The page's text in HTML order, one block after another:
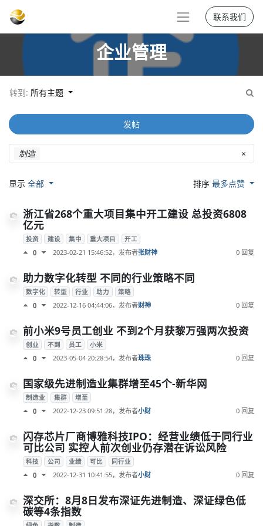
联系我们
企业管理
转到: 所有主题
制造 ×
发帖
显示 全部 排序最多点赞
浙江省268个重大项目集中开工建设 总投资6808
亿元
投资 建设 集中 重大项目 开工
0 2023-02-21 15:46:52，发布者张财神 0 回复
助力数字化转型 不同的行业策略不同
数字化 转型 行业 助力 策略
0 2022-12-16 04:44:06，发布者财神 0 回复
前小米9号员工创业 不到2个月获黎万强两次投资
创业 不到 员工 小米
0 2023-05-04 20:28:54，发布者珠珠 0 回复
国家级先进制造业集群增至45个-新华网
制造业 集群 增至
0 2022-12-23 09:51:28，发布者小财 0 回复
闪存芯片厂商博雅科技IPO：经营业绩低于同行业
可比公司 实控人前次创业仍存潜在诉讼风险
科技 公司 业绩 可比 同行业
0 2022-12-31 10:41:55，发布者小财 0 回复
深交所：8月8日发布深证先进制造、深证绿色低
碳等4条指数